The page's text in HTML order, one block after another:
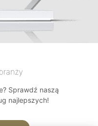
Sprawdź naszą
najlepszych!